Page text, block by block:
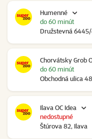
Humenné
Družstevná
do 60 minút
Chorvátsky Grob
Obchodná ulica
do 60 minút
Ilava OC Idea
Štúrova 82, Ilava
nedostupné